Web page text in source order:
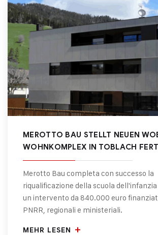
MEROTTO BAU STELLT NEUEN
WOHNKOMPLEX IN TOBLACH
Merotto Bau completa con successo la
riqualificazione della scuola dell'infanzia
un intervento da 840.000 euro
PNRR, regionali e ministeriali.
MEHR LESEN